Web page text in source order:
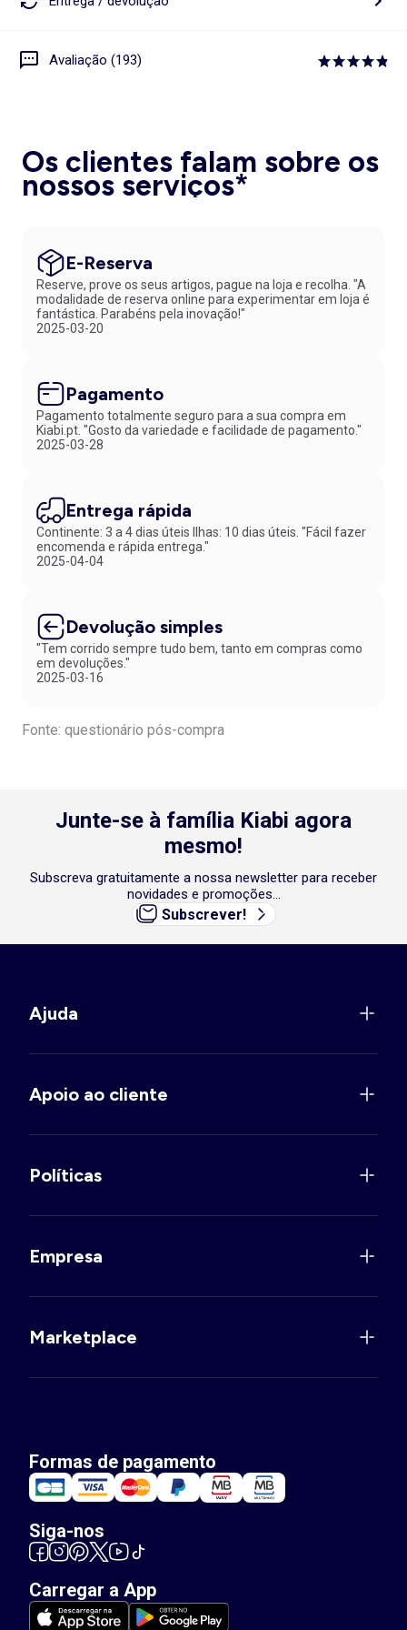
Avaliação (193)
Os clientes falam sobre os
nossos serviços*
E-Reserva
Reserve, prove os seus artigos, pague na loja e recolha. "A
modalidade de reserva online para experimentar em loja é
fantástica. Parabéns pela inovação!"
2025-03-20
Pagamento
Pagamento totalmente seguro para a sua compra em
Kiabi.pt. "Gosto da variedade e facilidade de pagamento."
2025-03-28
Entrega rápida
Continente: 3 a 4 dias úteis Ilhas: 10 dias úteis. "Fácil fazer
encomenda e rápida entrega."
2025-04-04
Devolução simples
"Tem corrido sempre tudo bem, tanto em compras como
em devoluções."
2025-03-16
Fonte: questionário pós-compra
Junte-se à família Kiabi agora
mesmo!
Subscreva gratuitamente a nossa newsletter para receber
novidades e promoções...
Subscrever!
Ajuda
Apoio ao cliente
Políticas
Empresa
Marketplace
Formas de pagamento
Siga-nos
Carregar a App